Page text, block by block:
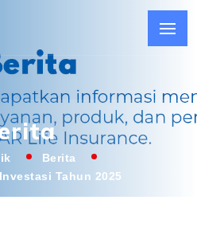
Berita
Tahun 2025